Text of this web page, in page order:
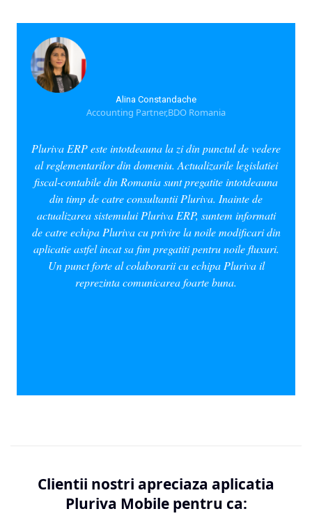
Alina Constandache
Accounting Partner,BDO Romania
Pluriva ERP este intotdeauna la zi din punctul de vedere
al reglementarilor din domeniu. Actualizarile legislatiei
fiscal-contabile din Romania sunt pregatite intotdeauna
din timp de catre consultantii Pluriva. Inainte de
actualizarea sistemului Pluriva ERP, suntem informati
de catre echipa Pluriva cu privire la noile modificari din
aplicatie astfel incat sa fim pregatiti pentru noile fluxuri.
Un punct forte al colaborarii cu echipa Pluriva il
reprezinta comunicarea foarte buna.
Clientii nostri apreciaza aplicatia
Pluriva Mobile pentru ca: